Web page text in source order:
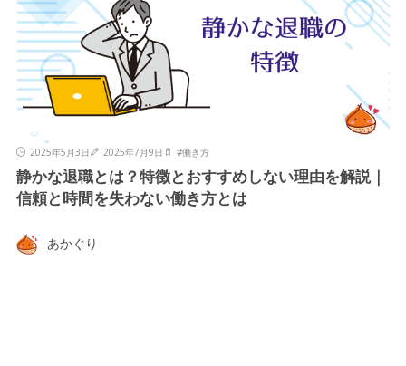
2025年5月3日 2025年7月9日 #働き方
静かな退職とは？特徴とおすすめしない理由を解説｜
信頼と時間を失わない働き方とは
あかぐり